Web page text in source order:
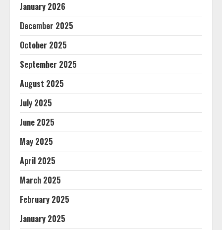
January 2026
December 2025
October 2025
September 2025
August 2025
July 2025
June 2025
May 2025
April 2025
March 2025
February 2025
January 2025